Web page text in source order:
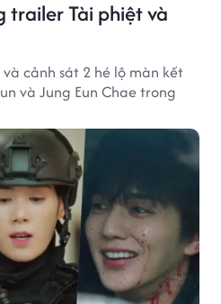
Tài phiệt và
cảnh sát 2 hé lộ màn kết
và Jung Eun Chae trong